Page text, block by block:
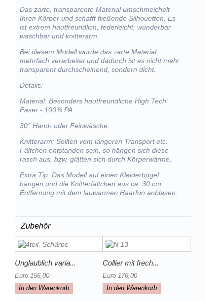
Das zarte, transparente Material umschmeichelt
Ihren Körper und schafft fließende Silhouetten. Es
ist extrem hautfreundlich, federleicht, wunderbar
waschbar und knitterarm.
Bei diesem Modell wurde das zarte Material
mehrfach verarbeitet und dadurch ist es nicht mehr
transparent durchscheinend, sondern dicht.
Details:
Material: Besonders hautfreundliche High Tech
Faser - 100% PA.
30° Hand- oder Feinwäsche.
Knitterarm: Sollten vom längeren Transport etc.
Fältchen entstanden sein, so hängen sich diese
rasch aus, bzw. glätten sich durch Körperwärme.
Extra Tip: Das Modell auf einen Kleiderbügel
hängen und die Knitterfältchen aus ca. 30 cm
Entfernung mit dem lauwarmen Haarfön anblasen.
Zubehör
Unglaublich varia...
Euro 156,00
In den Warenkorb
Collier mit frech...
Euro 176,00
In den Warenkorb